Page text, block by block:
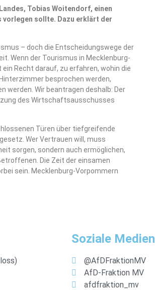
Tobias Woitendorf, einen
sollte. Dazu erklärt der
– doch die Entscheidungswege der
Wenn der Tourismus in Mecklenburg-
Recht darauf, zu erfahren, wohin die
besprochen werden,
werden. Wir beantragen deshalb: Der
des Wirtschaftsausschusses
Türen über tiefgreifende
Wer Vertrauen will, muss
sorgen, sondern auch ermöglichen,
Die Zeit der einsamen
sein. Mecklenburg-Vorpommern
Soziale Medien
@AfDFraktionMV
AfD-Fraktion MV
afdfraktion_mv